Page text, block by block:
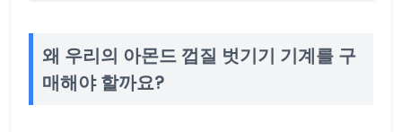
왜 우리의 아몬드 껍질 벗기기 기계를 구
매해야 할까요?